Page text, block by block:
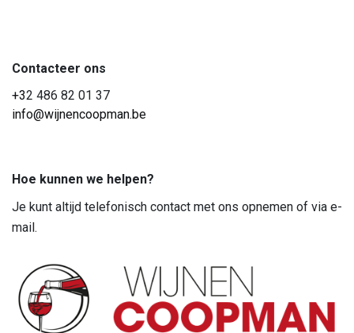
Contacteer ons
+32 486 82 01 37
info@wijnencoopman.be
Hoe kunnen we helpen?
Je kunt altijd telefonisch contact met ons opnemen of via e-
mail.